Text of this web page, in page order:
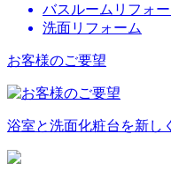
バスルームリフォー
洗面リフォーム
お客様のご要望
浴室と洗面化粧台を新し